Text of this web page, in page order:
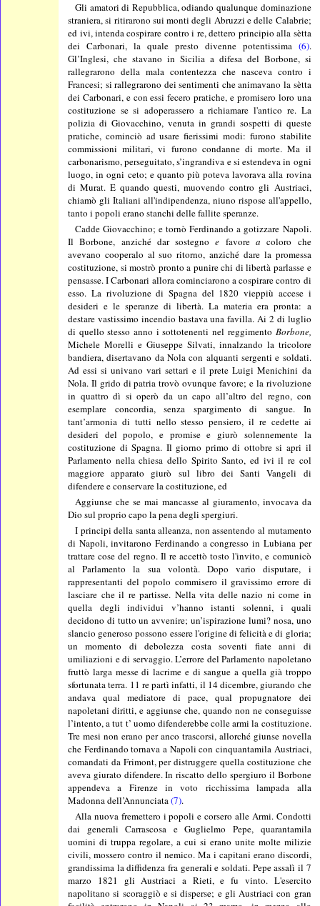
Gli amatori di Repubblica, odiando qualunque dominazione
straniera, si ritirarono sui monti degli Abruzzi e delle Calabrie;
ed ivi, intenda cospirare contro i re, dettero principio alla sètta
dei Carbonari, la quale presto divenne potentissima (6).
Gl’Inglesi, che stavano in Sicilia a difesa del Borbone, si
rallegrarono della mala contentezza che nasceva contro i
Francesi; si rallegrarono dei sentimenti che animavano la sètta
dei Carbonari, e con essi fecero pratiche, e promisero loro una
costituzione se si adoperassero a richiamare l'antico re. La
polizia di Giovacchino, venuta in grandi sospetti di queste
pratiche, cominciò ad usare fierissimi modi: furono stabilite
commissioni militari, vi furono condanne di morte. Ma il
carbonarismo, perseguitato, s’ingrandiva e si estendeva in ogni
luogo, in ogni ceto; e quanto più poteva lavorava alla rovina
di Murat. E quando questi, muovendo contro gli Austriaci,
chiamò gli Italiani all'indipendenza, niuno rispose all'appello,
tanto i popoli erano stanchi delle fallite speranze.
Cadde Giovacchino; e tornò Ferdinando a gotizzare Napoli.
Il Borbone, anziché dar sostegnoe favore acoloro che
avevano cooperalo al suo ritorno, anziché dare la promessa
costituzione, si mostrò pronto a punire chi di libertà parlasse e
pensasse. I Carbonari allora cominciarono a cospirare contro di
esso. La rivoluzione di Spagna del 1820 vieppiù accese i
desideri e le speranze di libertà. La materia era pronta: a
destare vastissimo incendio bastava una favilla. Ai 2 di luglio
di quello stesso anno i sottotenenti nel reggimento Borbone,
Michele Morelli e Giuseppe Silvati, innalzando la tricolore
bandiera, disertavano da Nola con alquanti sergenti e soldati.
Ad essi si univano vari settari e il prete Luigi Menichini da
Nola. Il grido di patria trovò ovunque favore; e la rivoluzione
in quattro dì si operò da un capo all’altro del regno, con
esemplare concordia, senza spargimento di sangue. In
tant’armonia di tutti nello stesso pensiero, il re cedette ai
desideri del popolo, e promise e giurò solennemente la
costituzione di Spagna. Il giorno primo di ottobre si apri il
Parlamento nella chiesa dello Spirito Santo, ed ivi il re col
maggiore apparato giurò sul libro dei Santi Vangeli di
difendere e conservare la costituzione, ed
Aggiunse che se mai mancasse al giuramento, invocava da
Dio sul proprio capo la pena degli spergiuri.
I principi della santa alleanza, non assentendo al mutamento
di Napoli, invitarono Ferdinando a congresso in Lubiana per
trattare cose del regno. Il re accettò tosto l'invito, e comunicò
al Parlamento la sua volontà. Dopo vario disputare, i
rappresentanti del popolo commisero il gravissimo errore di
lasciare che il re partisse. Nella vita delle nazio ni come in
quella degli individui v’hanno istanti solenni, i quali
decidono di tutto un avvenire; un’ispirazione lumi? nosa, uno
slancio generoso possono essere l'origine di felicità e di gloria;
un momento di debolezza costa soventi fiate anni di
umiliazioni e di servaggio. L’errore del Parlamento napoletano
fruttò larga messe di lacrime e di sangue a quella già troppo
sfortunata terra. 11 re partì infatti, il 14 dicembre, giurando che
andava qual mediatore di pace, qual propugnatore dei
napoletani diritti, e aggiunse che, quando non ne conseguisse
l’intento, a tut t’ uomo difenderebbe colle armi la costituzione.
Tre mesi non erano per anco trascorsi, allorché giunse novella
che Ferdinando tornava a Napoli con cinquantamila Austriaci,
comandati da Frimont, per distruggere quella costituzione che
aveva giurato difendere. In riscatto dello spergiuro il Borbone
appendeva a Firenze in voto ricchissima lampada alla
Madonna dell’Annunciata(7).
Alla nuova fremettero i popoli e corsero alle Armi. Condotti
dai generali Carrascosa e Guglielmo Pepe, quarantamila
uomini di truppa regolare, a cui si erano unite molte milizie
civili, mossero contro il nemico. Ma i capitani erano discordi,
grandissima la diffidenza fra generali e soldati. Pepe assalì il 7
marzo 1821 gli Austriaci a Rieti, e fu vinto. L'esercito
napolitano si scoraggiò e si disperse; e gli Austriaci con gran